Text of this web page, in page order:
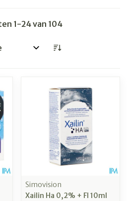
1-24van 104
Simovision
Xailin Ha 0,2% + Fl 10ml